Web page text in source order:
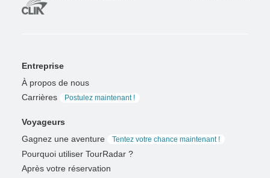
Entreprise
À propos de nous
Carrières
Postulez maintenant !
Voyageurs
Gagnez une aventure
Tentez votre chance maintenant !
Pourquoi utiliser TourRadar ?
Après votre réservation